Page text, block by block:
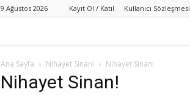
9 Ağustos 2026 Kayıt Ol / Katıl Kullanıcı Sözleşmesi
Ana Sayfa Nihayet Sinan! Nihayet Sinan!
Nihayet Sinan!